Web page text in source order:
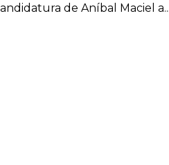
de Aníbal Maciel a...